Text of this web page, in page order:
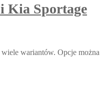
Kia Sportage
wariantów. Opcje można